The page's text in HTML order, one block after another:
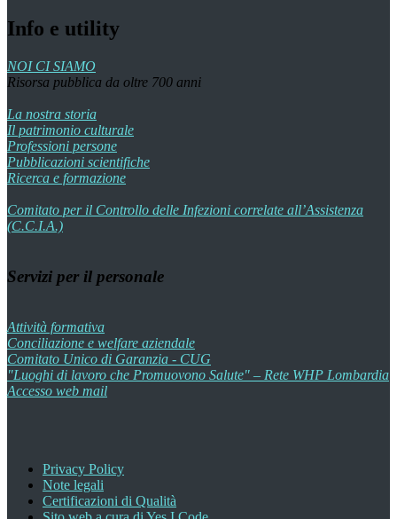
Info e utility
NOI CI SIAMO
Risorsa pubblica da oltre 700 anni
La nostra storia
Il patrimonio culturale
Professioni persone
Pubblicazioni scientifiche
Ricerca e formazione
Comitato per il Controllo delle Infezioni correlate all’Assistenza
(C.C.I.A.)
Servizi per il personale
Attività formativa
Conciliazione e welfare aziendale
Comitato Unico di Garanzia - CUG
"Luoghi di lavoro che Promuovono Salute" – Rete WHP Lombardia
Accesso web mail
Privacy Policy
Note legali
Certificazioni di Qualità